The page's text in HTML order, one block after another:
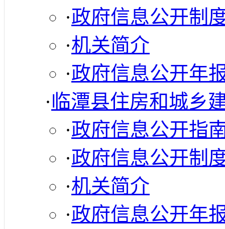
·政府信息公开制
·机关简介
·政府信息公开年
·临潭县住房和城乡
·政府信息公开指
·政府信息公开制
·机关简介
·政府信息公开年